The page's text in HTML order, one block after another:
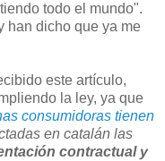
todo el mundo".
han dicho que ya me
este artículo,
la ley, ya que
consumidoras tienen
en catalán las
contractual y